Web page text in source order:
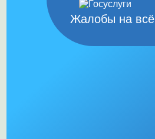
Жалобы на всё